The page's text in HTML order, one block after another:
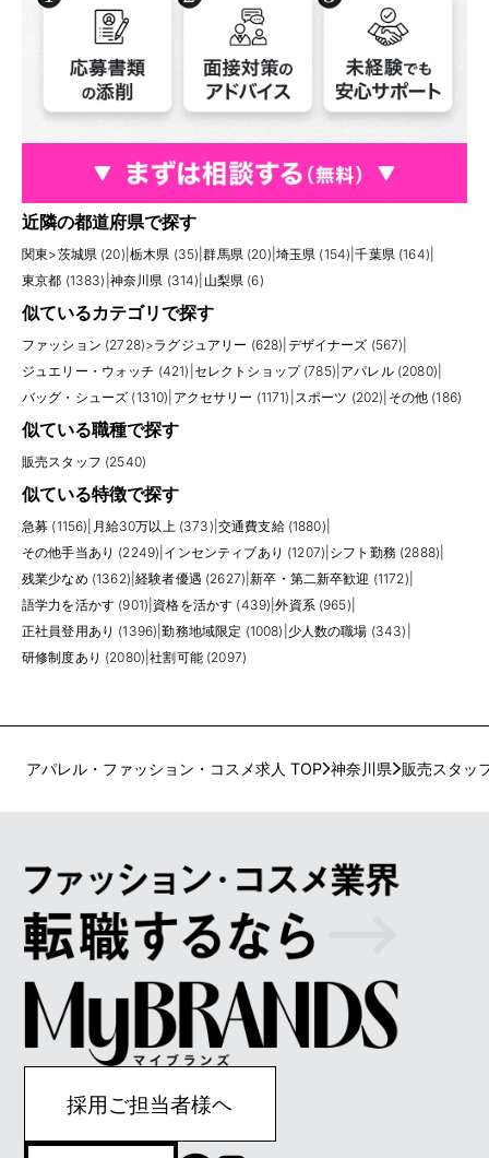
近隣の都道府県で探す
関東>茨城県 (20) 栃木県 (35) |群馬県 (20) 埼玉県 (154) |千葉県 (164)
東京都 (1383) 神奈川県 (314) 山梨県 (6)
似ているカテゴリで探す
ファッション (2728)>ラグジュアリー (628) デザイナーズ (567)
ジュエリー・ウォッチ (421) セレクトショップ (785) アパレル (2080)
バッグ・シューズ (1310) アクセサリー (1171) スポーツ (202) その他 (186)
似ている職種で探す
販売スタッフ (2540)
似ている特徴で探す
急募 (1156) 月給30万以上 (373) 交通費支給 (1880)
その他手当あり (2249) インセンティブあり (1207) シフト勤務 (2888)
残業少なめ (1362) |経験者優遇 (2627) |新卒・第二新卒歓迎 (1172)
語学力を活かす (901) 資格を活かす (439) |外資系 (965)
正社員登用あり (1396) |勤務地域限定 (1008) 少人数の職場 (343)
研修制度あり (2080) |社割可能 (2097)
アパレル・ファッション・コスメ求人 TOP 神奈川県 販売スタッ
採用ご担当者様ヘ